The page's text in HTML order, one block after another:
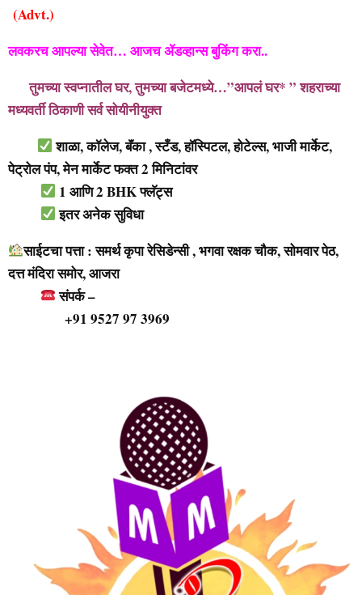
(Advt.)
लवकरच आपल्या सेवेत… आजच ॲडव्हान्स बुकिंग करा..
तुमच्या स्वप्नातील घर, तुमच्या बजेटमध्ये…”आपलं घर* ” शहराच्या
मध्यवर्ती ठिकाणी सर्व सोयीनीयुक्त
शाळा, कॉलेज, बॅंका , स्टँड, हॉस्पिटल, होटेल्स, भाजी मार्केट,
पेट्रोल पंप, मेन मार्केट फक्त 2 मिनिटांवर
1 आणि 2 BHK फ्लॅट्स
इतर अनेक सुविधा
साईटचा पत्ता : समर्थ कृपा रेसिडेन्सी , भगवा रक्षक चौक, सोमवार पेठ,
दत्त मंदिरा समोर, आजरा
संपर्क –
+91 9527 97 3969